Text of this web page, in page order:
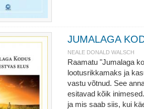
JUMALAGA
NEALE DONALD WALSCH
Raamatu "Jumalaga
lootusrikkamaks ja
vastu võtnud. See
esitavad kõik
ja mis saab siis, kui